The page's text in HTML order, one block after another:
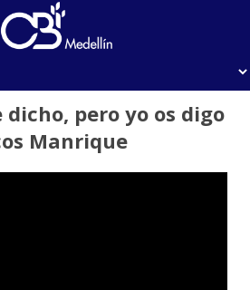
pero yo os digo
Manrique